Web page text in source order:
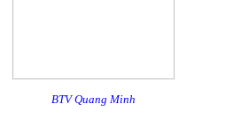
BTV Quang Minh